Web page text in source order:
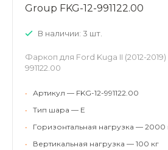
Group FKG-12-991122.00
В наличии: 3 шт.
Фаркоп для Ford Kuga II (2012-2019)
991122.00
•
Артикул — FKG-12-991122.00
•
Тип шара — E
•
Горизонтальная нагрузка — 2000
•
Вертикальная нагрузка — 100 кг